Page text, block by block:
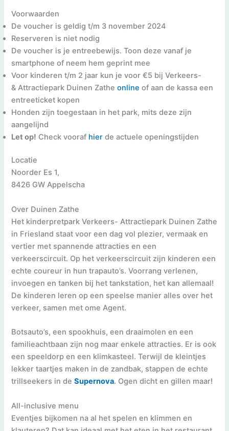
Voorwaarden
De voucher is geldig t/m 3 november 2024
Reserveren is niet nodig
De voucher is je entreebewijs. Toon deze vanaf je
smartphone of neem hem geprint mee
Voor kinderen t/m 2 jaar kun je voor €5 bij Verkeers-
& Attractiepark Duinen Zatheonline of aan de kassa een
entreeticket kopen
Honden zijn toegestaan in het park, mits deze zijn
aangelijnd
Let op! Check vooraf hier de actuele openingstijden
Locatie
Noorder Es 1,
8426 GW Appelscha
Over Duinen Zathe
Het kinderpretpark Verkeers- Attractiepark Duinen Zathe
in Friesland staat voor een dag vol plezier, vermaak en
vertier met spannende attracties en een
verkeerscircuit. Op het verkeerscircuit zijn kinderen een
echte coureur in hun trapauto’s. Voorrang verlenen,
invoegen en tanken bij het tankstation, het kan allemaal!
De kinderen leren op een speelse manier alles over het
verkeer, samen met ome Agent.
Botsauto’s, een spookhuis, een draaimolen en een
familieachtbaan zijn nog maar enkele attracties. Er is ook
een speeldorp en een klimkasteel. Terwijl de kleintjes
lekker taartjes maken in de zandbak, stappen de echte
trillseekers in deSupernova. Ogen dicht en gillen maar!
All-inclusive menu
Eventjes bijkomen na al het spelen en klimmen en